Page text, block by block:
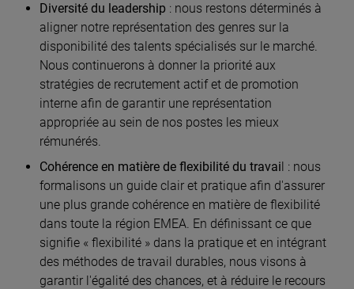
Diversité du leadership : nous restons déterminés à
aligner notre représentation des genres sur la
disponibilité des talents spécialisés sur le marché.
Nous continuerons à donner la priorité aux
stratégies de recrutement actif et de promotion
interne afin de garantir une représentation
appropriée au sein de nos postes les mieux
rémunérés.
Cohérence en matière de flexibilité du travail : nous
formalisons un guide clair et pratique afin d'assurer
une plus grande cohérence en matière de flexibilité
dans toute la région EMEA. En définissant ce que
signifie « flexibilité » dans la pratique et en intégrant
des méthodes de travail durables, nous visons à
garantir l'égalité des chances, et à réduire le recours